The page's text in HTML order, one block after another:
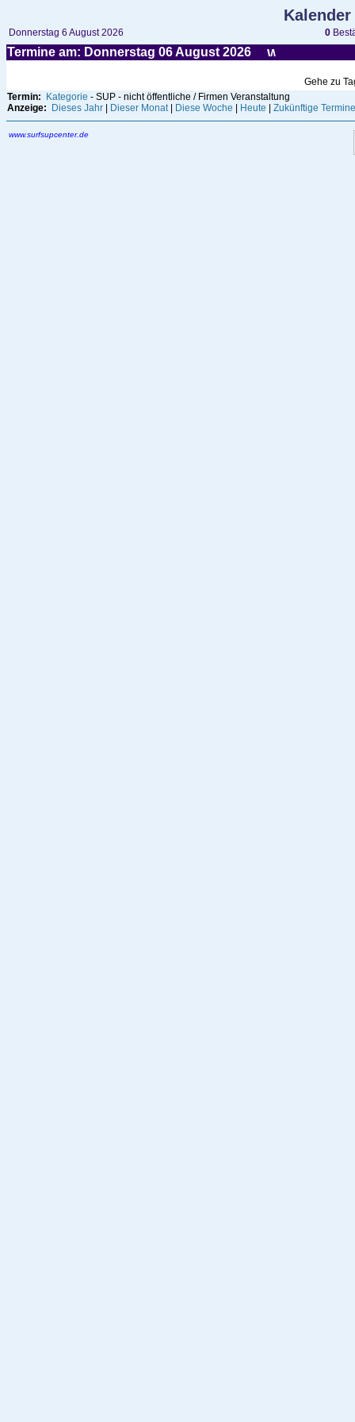
Donnerstag 6 August 2026 0
Termine am: Donnerstag 06August 2026
Gehe zu
Termin:
Kategorie - SUP - nicht öffentliche / Firmen Veranstaltung
Anzeige:
Dieses Jahr Dieser Monat| Diese Woche Heute Zukünftige Termine
www.surfsupcenter.de